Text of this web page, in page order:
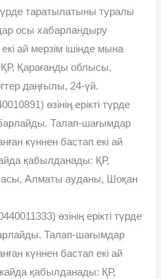
түрде таратылатыны туралы
осы хабарландыру
ай мерзім ішінде мына
Қарағанды об­лысы,
даңғылы, 24-үй.
өзінің ерікті түрде
Талап-шағымдар
күннен бастап екі ай
қабылданады: ҚР,
Алматы ауданы, Шоқан
өзінің ерікті түрде
Талап-шағымдар
күннен бастап екі ай
қабылданады: ҚР,